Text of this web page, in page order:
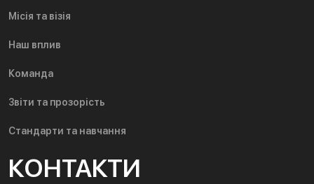
Місія та візія
Наш вплив
Команда
Звіти та прозорість
Стандарти та навчання
КОНТАКТИ